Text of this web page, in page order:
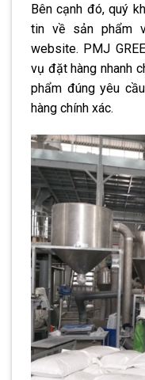
Bên cạnh đó, quý
tin về sản phẩm
website. PMJ
vụ đặt hàng nhanh
phẩm đúng yêu
hàng chính xác.